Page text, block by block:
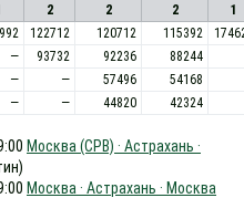
2 2 2
1
122712 120712 115392
— 93732 92236
88244
— — 57496
54168
— — 44820 42324
Москва (СРВ) · Астрахань ·
Москва · Астрахань · Москва